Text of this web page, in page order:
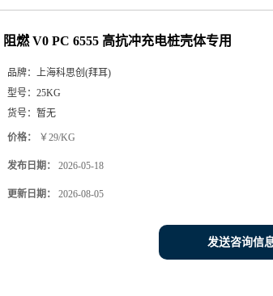
阻燃 V0 PC 6555 高抗冲充电桩壳体专用
品牌： 上海科思创(拜耳)
型号： 25KG
货号： 暂无
价格： ￥29/KG
发布日期： 2026-05-18
更新日期： 2026-08-05
发送咨询信